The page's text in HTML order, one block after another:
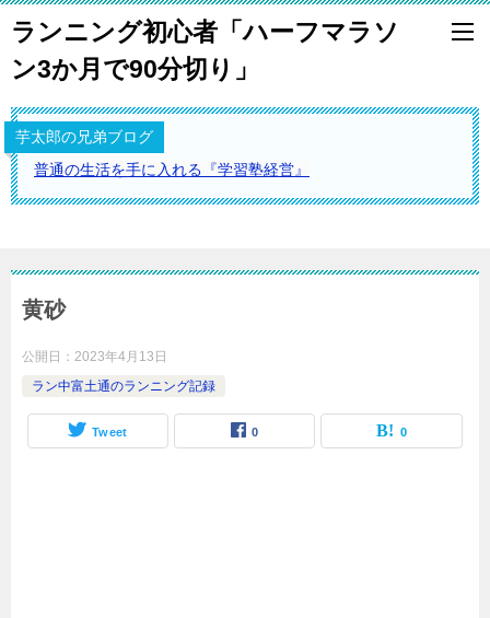
ランニング初心者「ハーフマラソ
ン3か月で90分切り」
芋太郎の兄弟ブログ
普通の生活を手に入れる『学習塾経営』
黄砂
公開日： 2023年4月13日
ラン中富土通のランニング記録
Tweet 0 0